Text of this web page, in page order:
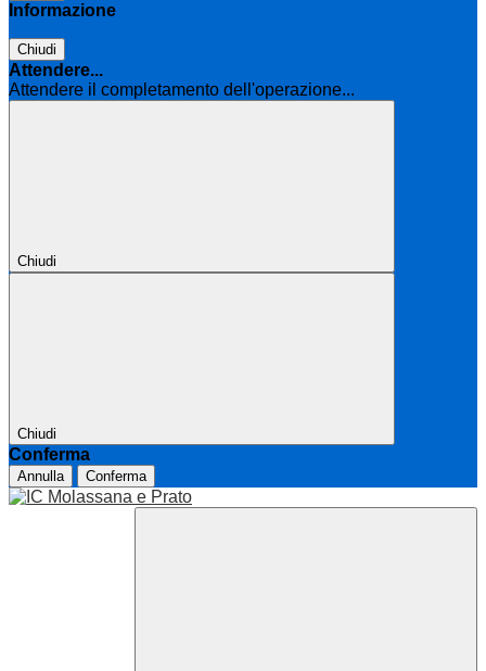
Informazione
Chiudi
Attendere...
Attendere il completamento dell'operazione...
Chiudi
Chiudi
Conferma
Annulla Conferma